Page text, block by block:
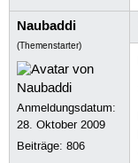
Naubaddi
(Themenstarter)
Anmeldungsdatum:
28. Oktober 2009
Beiträge:806